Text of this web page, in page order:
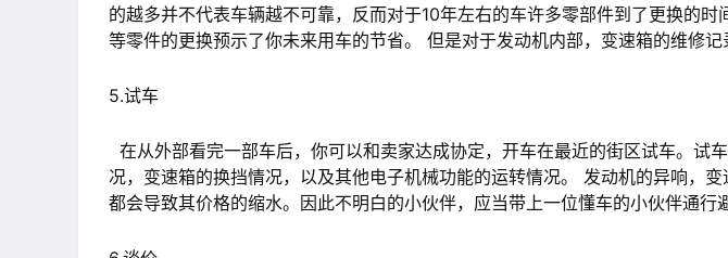
的越多并不代表车辆越不可靠，反而对于10年左右的车许多零部件到了更换的
等零件的更换预示了你未来用车的节省。 但是对于发动机内部，变速箱的维修记
5.试车
在从外部看完一部车后，你可以和卖家达成协定，开车在最近的街区试车。试
况，变速箱的换挡情况，以及其他电子机械功能的运转情况。 发动机的异响，
都会导致其价格的缩水。因此不明白的小伙伴，应当带上一位懂车的小伙伴通行